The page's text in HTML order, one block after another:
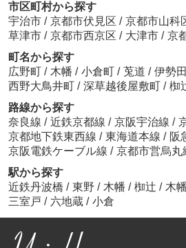
市区町村から探す
宇治市 / 京都市伏見区 / 京都市山科
草津市 / 京都市西京区 / 大津市 / 京
町名から探す
広野町 / 木幡 / 小倉町 / 莵道 / 伊勢
西野大鳥井町 / 深草越後屋敷町 / 椥
路線から探す
奈良線 / 近鉄京都線 / 京阪宇治線 /
京都地下鉄東西線 / 東海道本線 / 阪
京阪電鉄ケーブル線 / 京都市営烏丸
駅から探す
近鉄丹波橋 / 東野 / 木幡 / 椥辻 / 木幡
三室戸 / 六地蔵 / 小倉